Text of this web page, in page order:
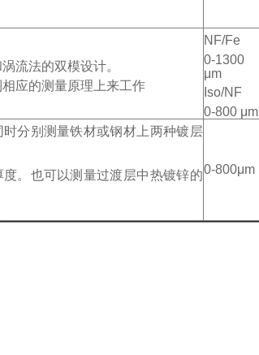
流法的双模设计。
应的测量原理上来工作
NF/Fe
0-1300
μm
Iso/NF
0-800 μm
分别测量铁材或钢材上两种镀层
度。也可以测量过渡层中热镀锌的0-800μm